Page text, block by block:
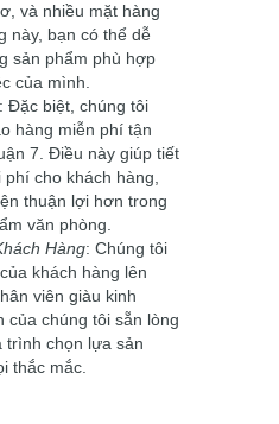
và nhiều mặt hàng
này, bạn có thể dễ
sản phẩm phù hợp
của mình.
: Đặc biệt, chúng tôi
hàng miễn phí tận
7. Điều này giúp tiết
cho khách hàng,
thuận lợi hơn trong
văn phòng.
Hàng: Chúng tôi
khách hàng lên
viên giàu kinh
của chúng tôi sẵn lòng
trình chọn lựa sản
thắc mắc.